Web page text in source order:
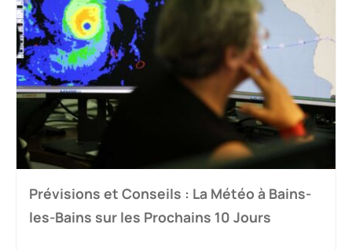
Prévisions et Conseils : La Météo à Bains-
les-Bains sur les Prochains 10 Jours